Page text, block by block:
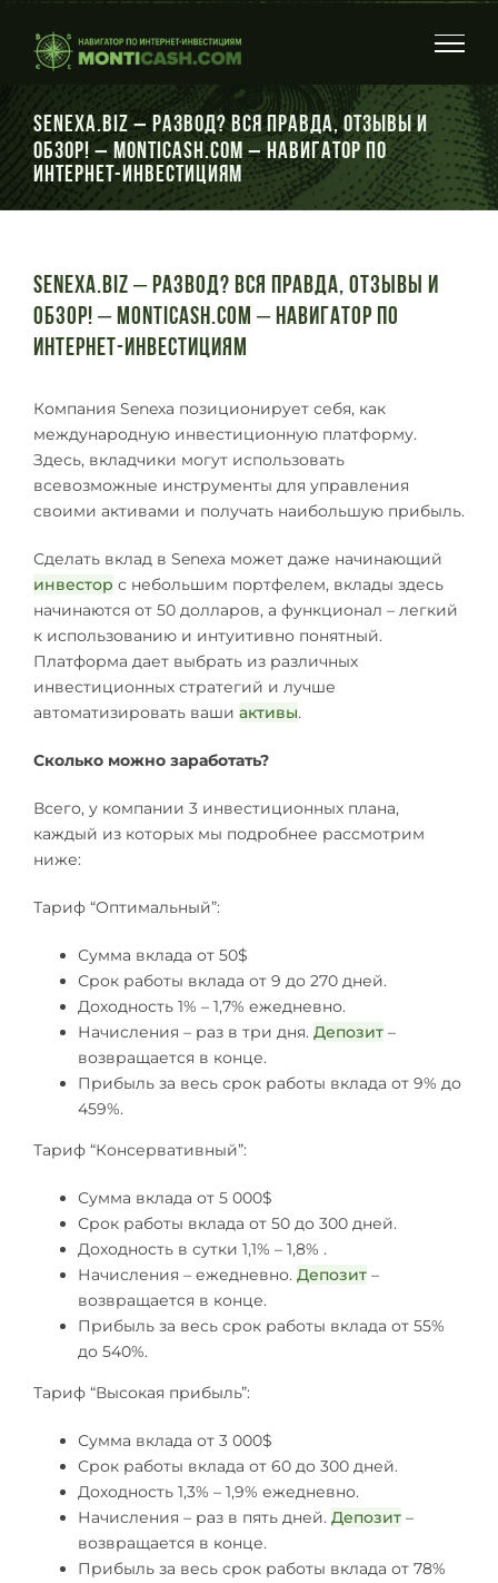
content
Senexa.biz – Развод? вся правда, отзывы и
обзор! – Monticash.com – Навигатор по
интернет-инвестициям
Senexa.biz – Развод? вся правда, отзывы и
обзор! – Monticash.com – Навигатор по
интернет-инвестициям
Компания Senexa позиционирует себя, как
международную инвестиционную платформу.
Здесь, вкладчики могут использовать
всевозможные инструменты для управления
своими активами и получать наибольшую прибыль.
Сделать вклад в Senexa может даже начинающий
инвестор с небольшим портфелем, вклады здесь
начинаются от 50 долларов, а функционал – легкий
к использованию и интуитивно понятный.
Платформа дает выбрать из различных
инвестиционных стратегий и лучше
автоматизировать ваши активы.
Сколько можно заработать?
Всего, у компании 3 инвестиционных плана,
каждый из которых мы подробнее рассмотрим
ниже:
Тариф “Оптимальный”:
Сумма вклада от 50$
Срок работы вклада от 9 до 270 дней.
Доходность 1% – 1,7% ежедневно.
Начисления – раз в три дня. Депозит –
возвращается в конце.
Прибыль за весь срок работы вклада от 9% до
459%.
Тариф “Консервативный”:
Сумма вклада от 5 000$
Срок работы вклада от 50 до 300 дней.
Доходность в сутки 1,1% – 1,8% .
Начисления – ежедневно. Депозит –
возвращается в конце.
Прибыль за весь срок работы вклада от 55%
до 540%.
Тариф “Высокая прибыль”:
Сумма вклада от 3 000$
Срок работы вклада от 60 до 300 дней.
Доходность 1,3% – 1,9% ежедневно.
Начисления – раз в пять дней. Депозит –
возвращается в конце.
Прибыль за весь срок работы вклада от 78%